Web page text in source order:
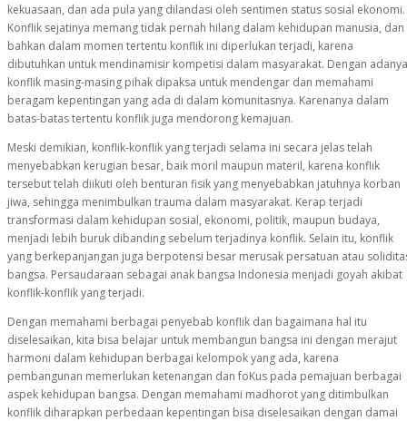
kekuasaan, dan ada pula yang dilandasi oleh sentimen status sosial ekonomi.
Konflik sejatinya memang tidak pernah hilang dalam kehidupan manusia, dan
bahkan dalam momen tertentu konflik ini diperlukan terjadi, karena
dibutuhkan untuk mendinamisir kompetisi dalam masyarakat. Dengan adanya
konflik masing-masing pihak dipaksa untuk mendengar dan memahami
beragam kepentingan yang ada di dalam komunitasnya. Karenanya dalam
batas-batas tertentu konflik juga mendorong kemajuan.
Meski demikian, konflik-konflik yang terjadi selama ini secara jelas telah
menyebabkan kerugian besar, baik moril maupun materil, karena konflik
tersebut telah diikuti oleh benturan fisik yang menyebabkan jatuhnya korban
jiwa, sehingga menimbulkan trauma dalam masyarakat. Kerap terjadi
transformasi dalam kehidupan sosial, ekonomi, politik, maupun budaya,
menjadi lebih buruk dibanding sebelum terjadinya konflik. Selain itu, konflik
yang berkepanjangan juga berpotensi besar merusak persatuan atau
bangsa. Persaudaraan sebagai anak bangsa Indonesia menjadi goyah akibat
konflik-konflik yang terjadi.
Dengan memahami berbagai penyebab konflik dan bagaimana hal itu
diselesaikan, kita bisa belajar untuk membangun bangsa ini dengan merajut
harmoni dalam kehidupan berbagai kelompok yang ada, karena
pembangunan memerlukan ketenangan dan foKus pada pemajuan berbagai
aspek kehidupan bangsa. Dengan memahami madhorot yang ditimbulkan
konflik diharapkan perbedaan kepentingan bisa diselesaikan dengan damai